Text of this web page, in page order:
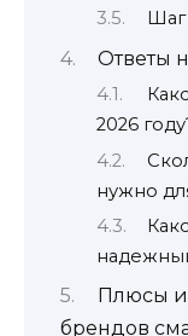
Ответы
2026
нужно
Плюсы
брендов